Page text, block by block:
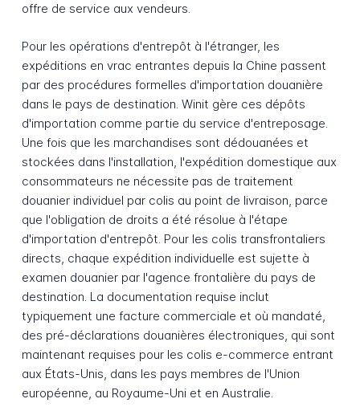
offre de service aux vendeurs.
Pour les opérations d'entrepôt à l'étranger, les
expéditions en vrac entrantes depuis la Chine passent
par des procédures formelles d'importation douanière
dans le pays de destination. Winit gère ces dépôts
d'importation comme partie du service d'entreposage.
Une fois que les marchandises sont dédouanées et
stockées dans l'installation, l'expédition domestique aux
consommateurs ne nécessite pas de traitement
douanier individuel par colis au point de livraison, parce
que l'obligation de droits a été résolue à l'étape
d'importation d'entrepôt. Pour les colis transfrontaliers
directs, chaque expédition individuelle est sujette à
examen douanier par l'agence frontalière du pays de
destination. La documentation requise inclut
typiquement une facture commerciale et où mandaté,
des pré-déclarations douanières électroniques, qui sont
maintenant requises pour les colis e-commerce entrant
aux États-Unis, dans les pays membres de l'Union
européenne, au Royaume-Uni et en Australie.